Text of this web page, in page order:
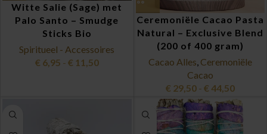
Witte Salie (Sage) met
Palo Santo – Smudge
Sticks Bio
Spiritueel - Accessoires
€ 6,95 - € 11,50
Ceremoniële Cacao Pasta
Natural – Exclusive Blend
(200 of 400 gram)
Cacao Alles Ceremoniële
Cacao
€ 29,50 - € 44,50